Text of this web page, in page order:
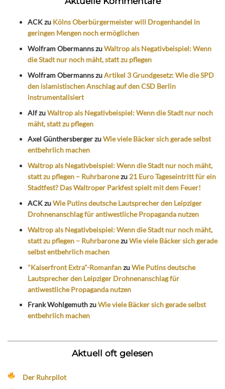
ACKzu Kölns Oberbürgermeister will Drogenhandel in
geringen Mengen noch ermöglichen
Wolfram ObermannszuWaltrop als Negativbeispiel: Wenn
die Stadt nur noch mäht, statt zu pflegen
Wolfram ObermannszuArtikel 3 Grundgesetz: Wie die SPD
den islamistischen Anschlag auf den CSD Berlin
instrumentalisiert
AlfzuWaltrop als Negativbeispiel: Wenn die Stadt nur noch
mäht, statt zu pflegen
Axel GünthersbergerzuWie viele Bäcker sich gerade selbst
entbehrlich machen
Waltrop als Negativbeispiel: Wenn die Stadt nur noch mäht,
statt zu pflegen – Ruhrbaronezu 21 Euro Tageseintritt für ein
Stadtfest? Das Waltroper Parkfest spielt mit dem Feuer!
ACKzuWie Putins deutsche Lautsprecher den Leipziger
Drohnenanschlag für antiwestliche Propaganda nutzen
Waltrop als Negativbeispiel: Wenn die Stadt nur noch mäht,
statt zu pflegen – RuhrbaronezuWie viele Bäcker sich gerade
selbst entbehrlich machen
"Kaiserfront Extra"-RomanfanzuWie Putins deutsche
Lautsprecher den Leipziger Drohnenanschlag für
antiwestliche Propaganda nutzen
Frank WohlgemuthzuWie viele Bäcker sich gerade selbst
entbehrlich machen
Aktuell oft gelesen
Der Ruhrpilot